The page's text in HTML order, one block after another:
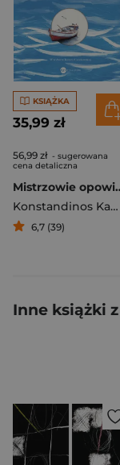
KSIĄŻKA
35,99 zł
56,99 zł - sugerowana
cena detaliczna
Mistrzowie
Konstandinos Kawafis
6,7 (39)
Inne książki